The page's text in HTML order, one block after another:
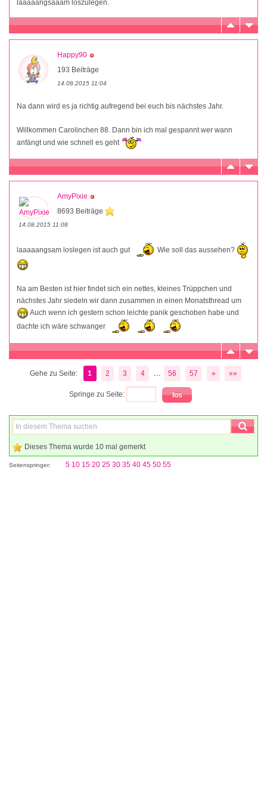
laaaaangsaaam loszulegen.
Happy90
193 Beiträge
14.08.2015 11:04
Na dann wird es ja richtig aufregend bei euch bis nächstes Jahr.
Willkommen Carolinchen 88. Dann bin ich mal gespannt wer wann
anfängt und wie schnell es geht
AmyPixie
8693 Beiträge
14.08.2015 11:08
laaaaangsam loslegen ist auch gut Wie soll das aussehen?
Na am Besten ist hier findet sich ein nettes, kleines Trüppchen und
nächstes Jahr siedeln wir dann zusammen in einen Monatsthread um
Auch wenn ich gestern schon leichte panik geschoben habe und
dachte ich wäre schwanger
Gehe zu Seite: 1 2 3 4 56 57 » »»
Springe zu Seite:
Dieses Thema wurde 10 mal gemerkt
Seitenspringer: 5 10 15 20 25 30 35 40 45 50 55